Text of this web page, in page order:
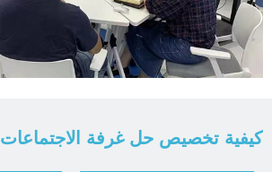
كيفية تخصيص حل غرفة الاجتماعات